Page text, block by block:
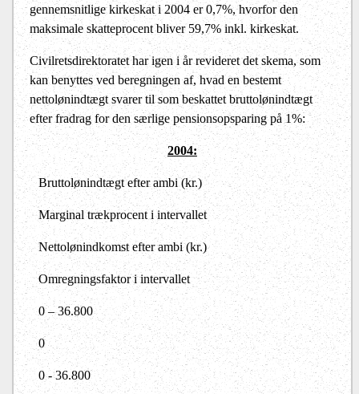
gennemsnitlige kirkeskat i 2004 er 0,7%, hvorfor den
maksimale skatteprocent bliver 59,7% inkl. kirkeskat.
Civilretsdirektoratet har igen i år revideret det skema, som
kan benyttes ved beregningen af, hvad en bestemt
nettolønindtægt svarer til som beskattet bruttolønindtægt
efter fradrag for den særlige pensionsopsparing på 1%:
2004:
Bruttolønindtægt efter ambi (kr.)
Marginal trækprocent i intervallet
Nettolønindkomst efter ambi (kr.)
Omregningsfaktor i intervallet
0 – 36.800
0
0 - 36.800